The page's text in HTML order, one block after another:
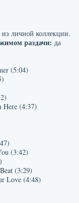
из личной коллекции.
раздачи: да
(5:04)
Here (4:37)
(3:42)
(3:29)
Love (4:48)